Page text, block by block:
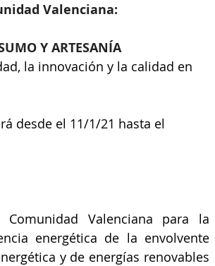
Valenciana:
Y ARTESANÍA
la innovación y la calidad en
desde el 11/1/21 hasta el
Valenciana para la
energética de la envolvente
y de energías renovables